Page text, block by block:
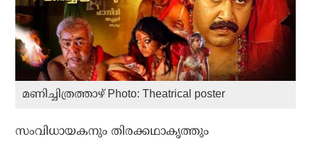
മണിച്ചിത്രത്താഴ് Photo: Theatrical poster
സംവിധായകനും തിരക്കഥാകൃത്തും